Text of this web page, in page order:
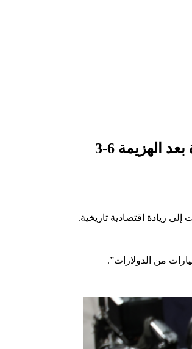
الهزيمة 6-3
زيادة اقتصادية تاريخية.
من الدولارات”.